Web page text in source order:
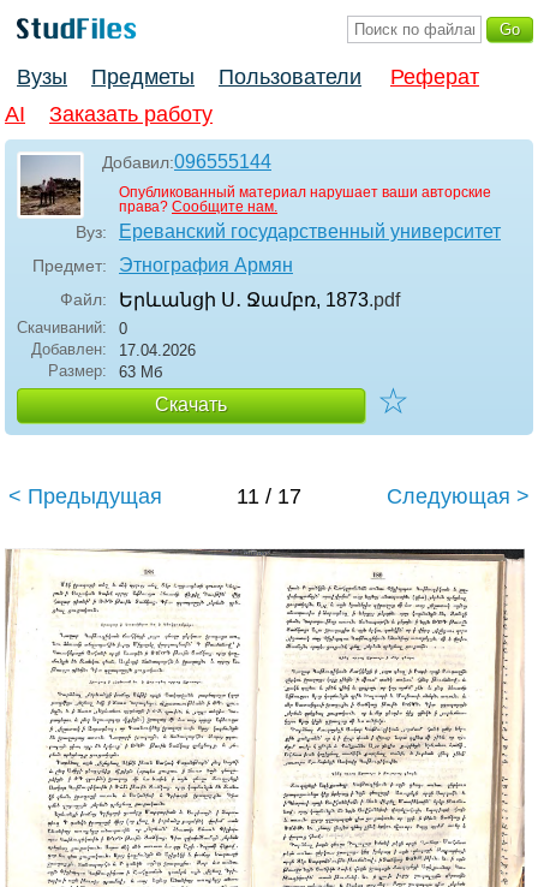
Вузы Предметы Пользователи
Реферат
AI
Заказать работу
Добавил:096555144
Опубликованный материал нарушает ваши авторские
права? Сообщите нам.
Вуз: Ереванский государственный университет
Предмет: Этнография Армян
Файл: Երևանցի Ս․ Ջամբռ, 1873.pdf
Скачиваний:
0
Добавлен:
17.04.2026
Размер:
63 Мб
Скачать ☆
< Предыдущая 11 / 17 Следующая >